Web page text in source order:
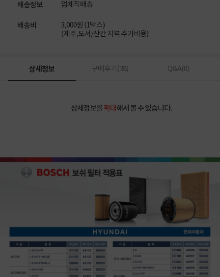
배송정보 업체직배송
배송비
3,000원 (1박스)
(제주,도서/산간 지역 추가비용)
상세정보 구매후기(38) Q&A(0)
상세정보를확대해서 볼 수 있습니다.